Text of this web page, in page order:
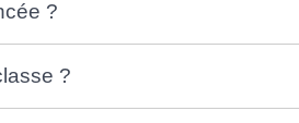
?
?